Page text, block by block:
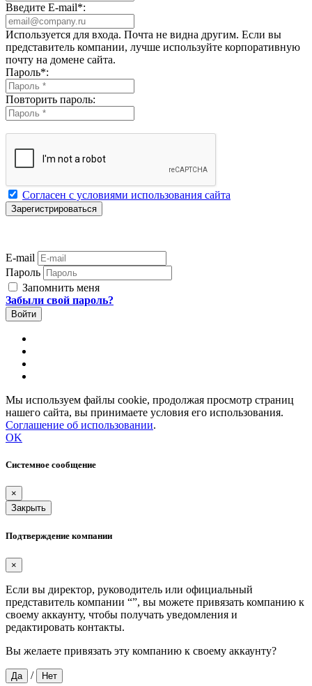
Введите E-mail*:
Используется для входа. Почта не видна другим. Если вы
представитель компании, лучше используйте корпоративную
почту на домене сайта.
Пароль*:
Повторить пароль:
Согласен с условиями использования сайта
E-mail
Пароль
Запомнить меня
Забыли свой пароль?
Мы используем файлы cookie, продолжая просмотр страниц
нашего сайта, вы принимаете условия его использования.
Соглашение об использовании.
OK
Системное сообщение
×
Закрыть
Подтверждение компании
×
Если вы директор, руководитель или официальный
представитель компании “”, вы можете привязать компанию к
своему аккаунту, чтобы получать уведомления и
редактировать контакты.
Вы желаете привязать эту компанию к своему аккаунту?
Да / Нет